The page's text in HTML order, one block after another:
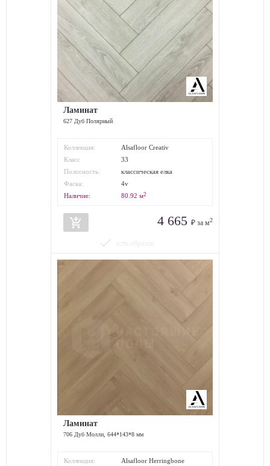
Ламинат
627 Дуб Полярный
Коллекция:
Alsafloor Creativ
Класс
износостойкости:
33
Полосность:
классическая елка
Фаска:
4v
Наличие:
80.92 м2
add_shopping_cart 4 665 ₽ за м2
Ламинат
706 Дуб Молли, 644*143*8 мм
Коллекция:
Alsafloor Herringbone